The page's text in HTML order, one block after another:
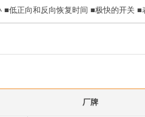
低正向和反向恢复时间 ■极快的开关
厂牌